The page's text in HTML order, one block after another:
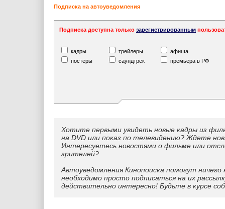
Подписка на автоуведомления
Подписка доступна только зарегистрированным
кадры трейлеры
афиша
постеры
саундтрек премьера в РФ
Хотите первыми увидеть новые кадры из
на DVD или показ по телевидению? Ждете
Интересуетесь новостями о фильме или
зрителей?
Автоуведомления Кинопоиска помогут
необходимо просто подписаться на их
действительно интересно! Будьте в курсе